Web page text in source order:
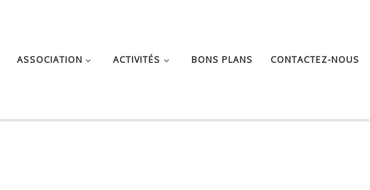
ASSOCIATION ACTIVITÉS BONS PLANS CONTACTEZ-NOUS